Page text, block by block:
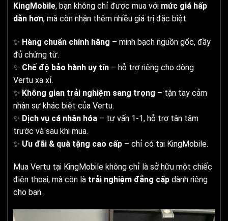
KingMobile, bạn không chỉ được mua với mức giá hấp
dẫn hơn, mà còn nhận thêm nhiều giá trị đặc biệt:
✨ Hàng chuẩn chính hãng – minh bạch nguồn gốc, đầy
đủ chứng từ.
✨ Chế độ bảo hành uy tín – hỗ trợ riêng cho dòng
Vertu xa xỉ.
✨ Không gian trải nghiệm sang trọng – tận tay cảm
nhận sự khác biệt của Vertu.
✨ Dịch vụ cá nhân hóa – tư vấn 1-1, hỗ trợ tận tâm
trước và sau khi mua.
✨ Ưu đãi & quà tặng cao cấp – chỉ có tại KingMobile.
Mua Vertu tại KingMobile không chỉ là sở hữu một chiếc
điện thoại, mà còn là trải nghiệm đẳng cấp dành riêng
cho bạn.